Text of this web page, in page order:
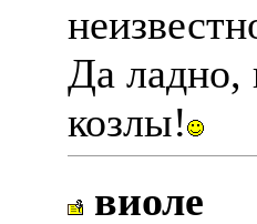
Да ладно,
козлы!
виоле